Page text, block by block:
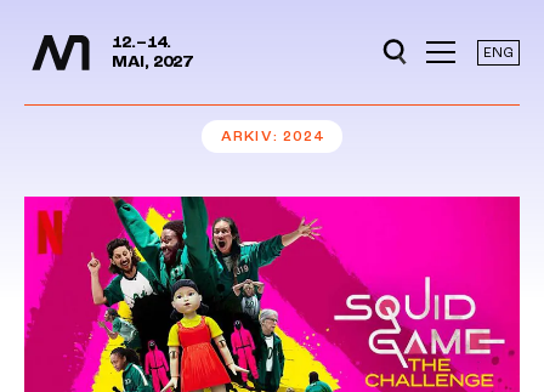
Hopp til hovedinnhold
12.–14.
MAI, 2027
ENG
ARKIV 2024